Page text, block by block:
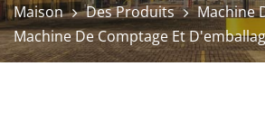
Maison Des Produits
Machine
Machine De Comptage Et